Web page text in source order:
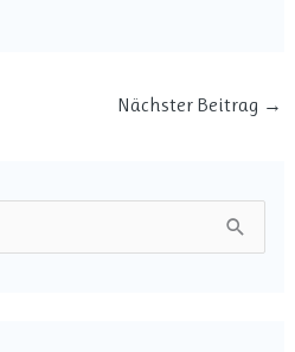
Nächster Beitrag →